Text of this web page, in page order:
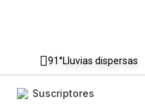
91°Lluvias dispersas
Suscriptores